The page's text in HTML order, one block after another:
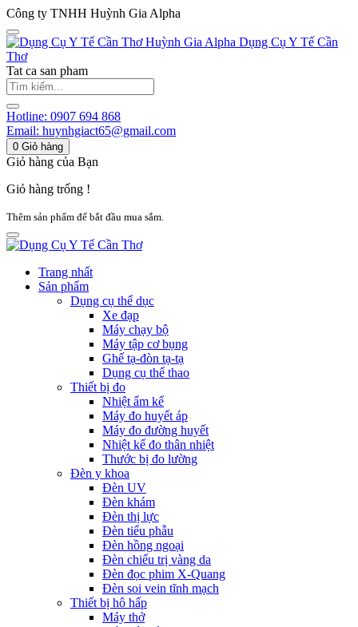
Công ty TNHH Huỳnh Gia Alpha
Huỳnh Gia Alpha Dụng Cụ Y Tế Cần
Thơ
Tat ca san pham
Hotline: 0907 694 868
Email: huynhgiact65@gmail.com
0 Giỏ hàng
Giỏ hàng của Bạn
Giỏ hàng trống !
Thêm sản phẩm để bắt đầu mua sắm.
Trang nhất
Sản phẩm
Dụng cụ thể dục
Xe đạp
Máy chạy bộ
Máy tập cơ bụng
Ghế tạ-đòn tạ-tạ
Dụng cụ thể thao
Thiết bị đo
Nhiệt ẩm kế
Máy đo huyết áp
Máy đo đường huyết
Nhiệt kế đo thân nhiệt
Thước bị đo lường
Đèn y khoa
Đèn UV
Đèn khám
Đèn thị lực
Đèn tiểu phẫu
Đèn hồng ngoại
Đèn chiếu trị vàng da
Đèn đọc phim X-Quang
Đèn soi vein tĩnh mạch
Thiết bị hô hấp
Máy thở